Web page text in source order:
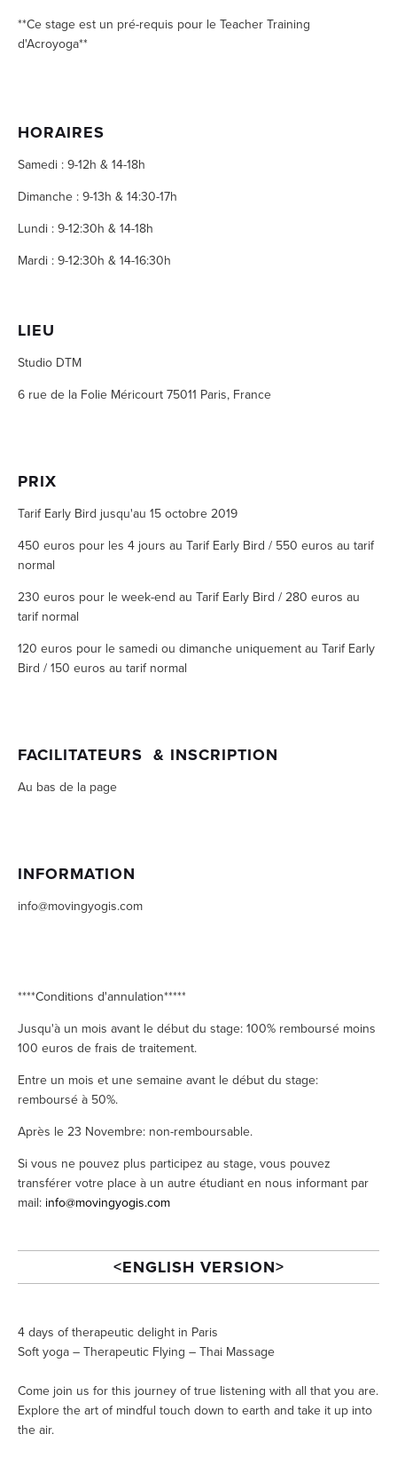
**Ce stage est un pré-requis pour le Teacher Training
d'Acroyoga**
HORAIRES
Samedi : 9-12h & 14-18h
Dimanche : 9-13h & 14:30-17h
Lundi : 9-12:30h & 14-18h
Mardi : 9-12:30h & 14-16:30h
LIEU
Studio DTM
6 rue de la Folie Méricourt 75011 Paris, France
PRIX
Tarif Early Bird jusqu'au 15 octobre 2019
450 euros pour les 4 jours au Tarif Early Bird / 550 euros au tarif
normal
230 euros pour le week-end au Tarif Early Bird / 280 euros au
tarif normal
120 euros pour le samedi ou dimanche uniquement au Tarif Early
Bird / 150 euros au tarif normal
FACILITATEURS  & INSCRIPTION
Au bas de la page
INFORMATION
info@movingyogis.com
****Conditions d'annulation*****
Jusqu'à un mois avant le début du stage: 100% remboursé moins
100 euros de frais de traitement.
Entre un mois et une semaine avant le début du stage:
remboursé à 50%.
Après le 23 Novembre: non-remboursable.
Si vous ne pouvez plus participez au stage, vous pouvez
transférer votre place à un autre étudiant en nous informant par
mail: info@movingyogis.com
<ENGLISH VERSION>
4 days of therapeutic delight in Paris
Soft yoga – Therapeutic Flying – Thai Massage
Come join us for this journey of true listening with all that you are.
Explore the art of mindful touch down to earth and take it up into
the air.